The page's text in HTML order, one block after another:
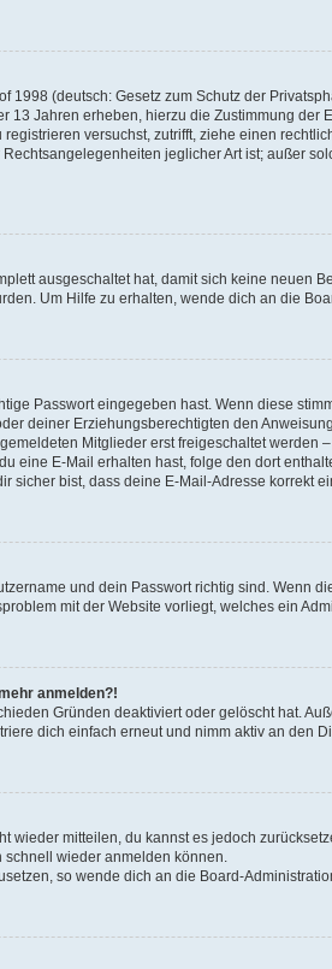
1998 (deutsch: Gesetz zum Schutz der
13 Jahren erheben, hierzu die Zustimmung
versuchst, zutrifft, ziehe einen
jeglicher Art ist; außer
ausgeschaltet hat, damit sich keine neuen
Um Hilfe zu erhalten, wende dich an die
Passwort eingegeben hast. Wenn diese
deiner Erziehungsberechtigten den
Mitglieder erst freigeschaltet werden
eine E-Mail erhalten hast, folge den dort
sicher bist, dass deine E-Mail-Adresse korrekt
und dein Passwort richtig sind. Wenn
mit der Website vorliegt, welches ein
anmelden?!
Gründen deaktiviert oder gelöscht hat.
dich einfach erneut und nimm aktiv an den
wieder mitteilen, du kannst es jedoch
wieder anmelden können.
so wende dich an die Board-